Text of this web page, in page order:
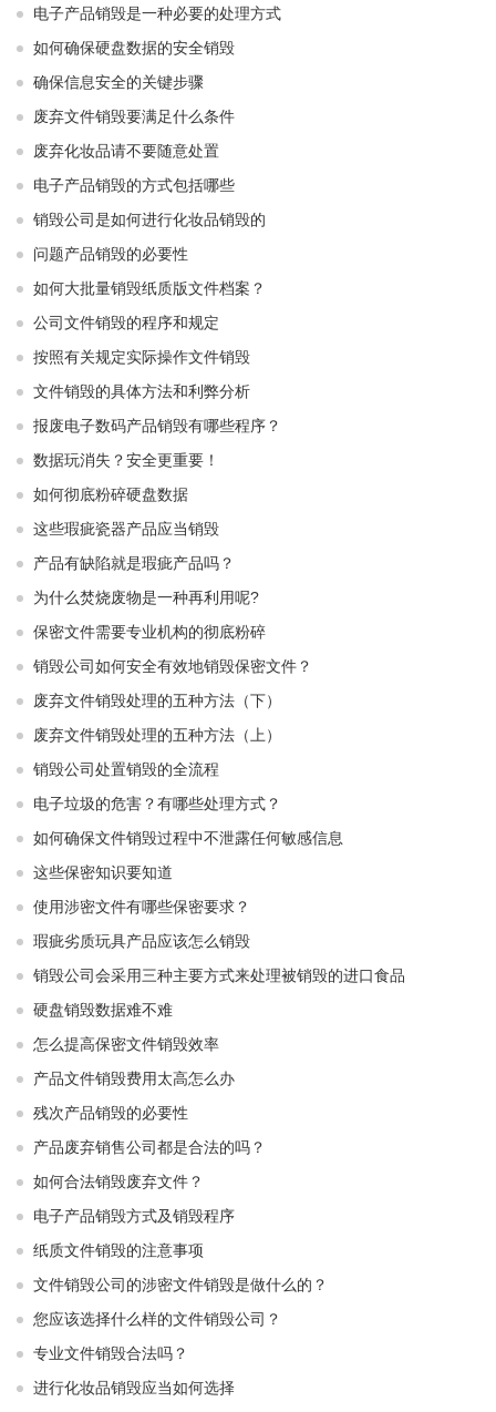
电子产品销毁是一种必要的处理方式
如何确保硬盘数据的安全销毁
确保信息安全的关键步骤
废弃文件销毁要满足什么条件
废弃化妆品请不要随意处置
电子产品销毁的方式包括哪些
销毁公司是如何进行化妆品销毁的
问题产品销毁的必要性
如何大批量销毁纸质版文件档案？
公司文件销毁的程序和规定
按照有关规定实际操作文件销毁
文件销毁的具体方法和利弊分析
报废电子数码产品销毁有哪些程序？
数据玩消失？安全更重要！
如何彻底粉碎硬盘数据
这些瑕疵瓷器产品应当销毁
产品有缺陷就是瑕疵产品吗？
为什么焚烧废物是一种再利用呢?
保密文件需要专业机构的彻底粉碎
销毁公司如何安全有效地销毁保密文件？
废弃文件销毁处理的五种方法（下）
废弃文件销毁处理的五种方法（上）
销毁公司处置销毁的全流程
电子垃圾的危害？有哪些处理方式？
如何确保文件销毁过程中不泄露任何敏感信息
这些保密知识要知道
使用涉密文件有哪些保密要求？
瑕疵劣质玩具产品应该怎么销毁
销毁公司会采用三种主要方式来处理被销毁的进口食品
硬盘销毁数据难不难
怎么提高保密文件销毁效率
产品文件销毁费用太高怎么办
残次产品销毁的必要性
产品废弃销售公司都是合法的吗？
如何合法销毁废弃文件？
电子产品销毁方式及销毁程序
纸质文件销毁的注意事项
文件销毁公司的涉密文件销毁是做什么的？
您应该选择什么样的文件销毁公司？
专业文件销毁合法吗？
进行化妆品销毁应当如何选择